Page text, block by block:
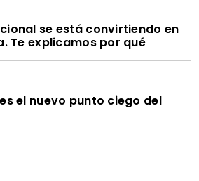
se está convirtiendo en
Te explicamos por qué
el nuevo punto ciego del